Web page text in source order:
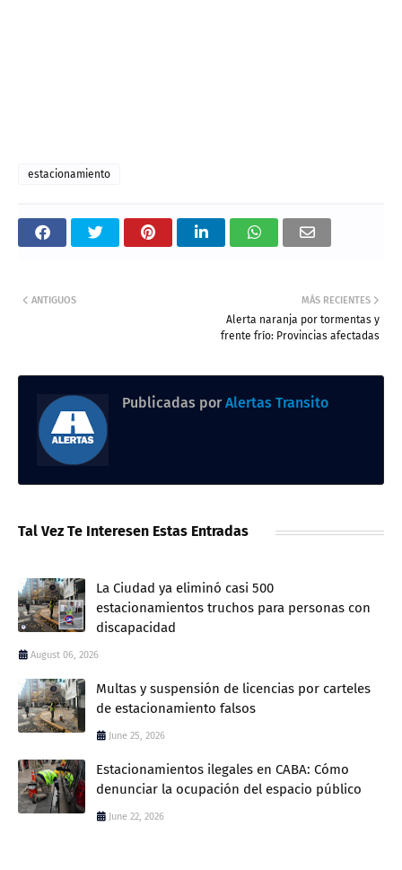
estacionamiento
MÁS RECIENTES
Alerta naranja por tormentas y
frente frío: Provincias afectadas
ANTIGUOS
Publicadas por Alertas Transito
Tal Vez Te Interesen Estas Entradas
La Ciudad ya eliminó casi 500
estacionamientos truchos para personas con
discapacidad
August 06, 2026
Multas y suspensión de licencias por carteles
de estacionamiento falsos
June 25, 2026
Estacionamientos ilegales en CABA: Cómo
denunciar la ocupación del espacio público
June 22, 2026